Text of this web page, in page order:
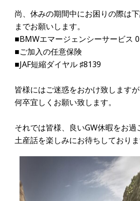
尚、休みの期間中にお困りの際は
までお願いします。
■BMWエマージェンシーサービス
■ご加入の任意保険
■JAF短縮ダイヤル ♯8139
皆様にはご迷惑をおかけ致しますが
何卒宜しくお願い致します。
それでは皆様、良いGW休暇をお過
土産話を楽しみにお待ちしておりま